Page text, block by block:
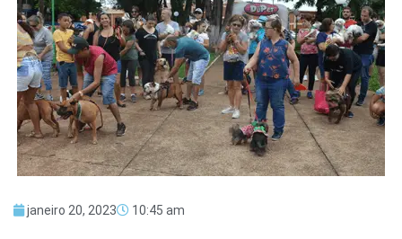
janeiro 20, 2023 10:45 am